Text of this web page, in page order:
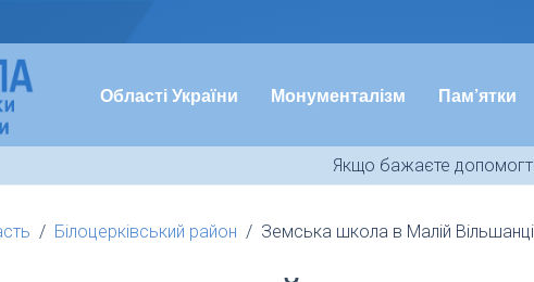
Області України Монументалізм Пам’ятки
Якщо бажаєте
Білоцерківський район Земська школа в Малій Вільшанці